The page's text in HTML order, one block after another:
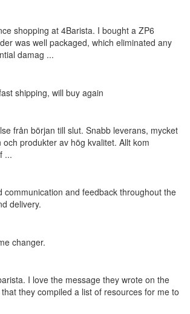
shopping at 4Barista. I bought a ZP6
was well packaged, which eliminated any
damag ...
shipping, will buy again
från början till slut. Snabb leverans, mycket
produkter av hög kvalitet. Allt kom
...
communication and feedback throughout the
delivery.
changer.
I love the message they wrote on the
they compiled a list of resources for me to